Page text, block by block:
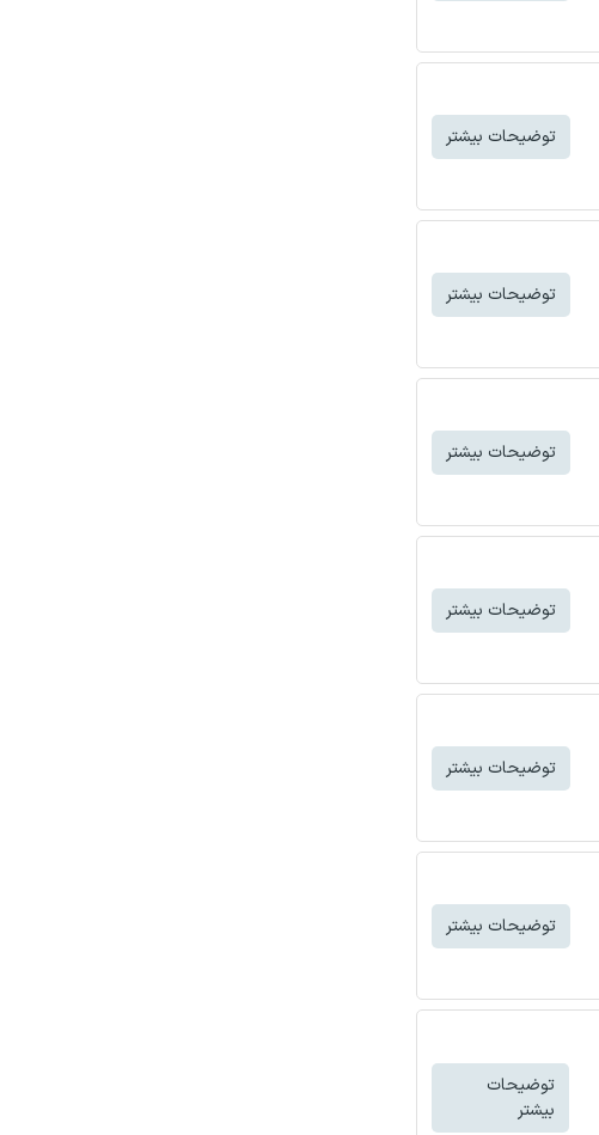
توضیحات بیشتر
توضیحات بیشتر
توضیحات بیشتر
توضیحات بیشتر
توضیحات بیشتر
توضیحات بیشتر
توضیحات
بیشتر